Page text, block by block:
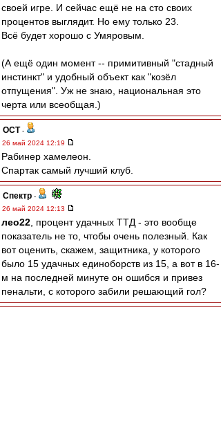
своей игре. И сейчас ещё не на сто своих
процентов выглядит. Но ему только 23.
Всё будет хорошо с Умяровым.
(А ещё один момент -- примитивный "стадный
инстинкт" и удобный объект как "козёл
отпущения". Уж не знаю, национальная это
черта или всеобщая.)
ОСТ -
26 май 2024 12:19
Рабинер хамелеон.
Спартак самый лучший клуб.
Спектр -
26 май 2024 12:13
лео22 , процент удачных ТТД - это вообще
показатель не то, чтобы очень полезный. Как
вот оценить, скажем, защитника, у которого
было 15 удачных единоборств из 15, а вот в 16-
м на последней минуте он ошибся и привез
пенальти, с которого забили решающий гол?